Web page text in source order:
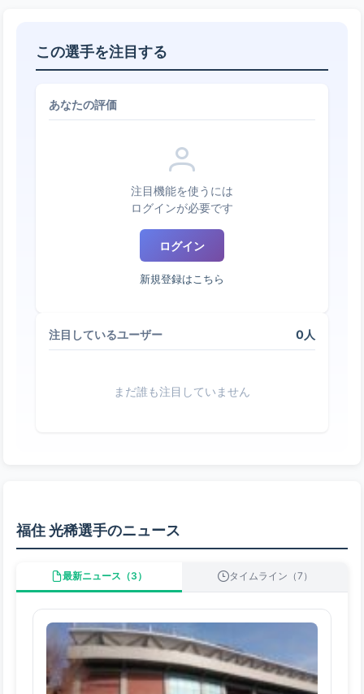
この選手を注目する
あなたの評価
注目機能を使うには
ログインが必要です
ログイン
新規登録はこちら
注目しているユーザー 0人
まだ誰も注目していません
福住 光稀選手のニュース
最新ニュース（3） タイムライン（7）